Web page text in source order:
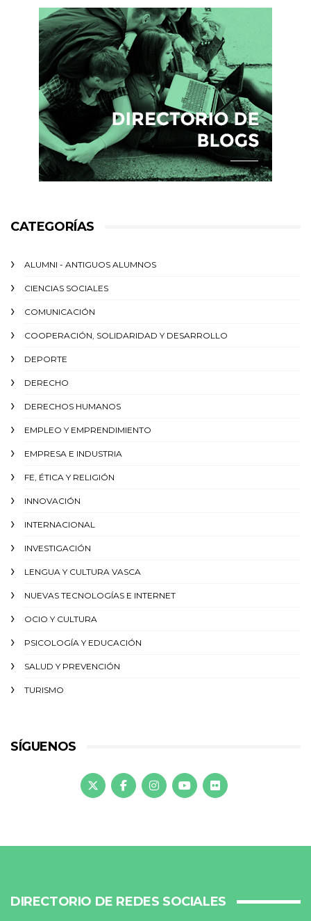
CATEGORÍAS
ALUMNI - ANTIGUOS ALUMNOS
CIENCIAS SOCIALES
COMUNICACIÓN
COOPERACIÓN, SOLIDARIDAD Y DESARROLLO
DEPORTE
DERECHO
DERECHOS HUMANOS
EMPLEO Y EMPRENDIMIENTO
EMPRESA E INDUSTRIA
FE, ÉTICA Y RELIGIÓN
INNOVACIÓN
INTERNACIONAL
INVESTIGACIÓN
LENGUA Y CULTURA VASCA
NUEVAS TECNOLOGÍAS E INTERNET
OCIO Y CULTURA
PSICOLOGÍA Y EDUCACIÓN
SALUD Y PREVENCIÓN
TURISMO
SÍGUENOS
DIRECTORIO DE REDES SOCIALES